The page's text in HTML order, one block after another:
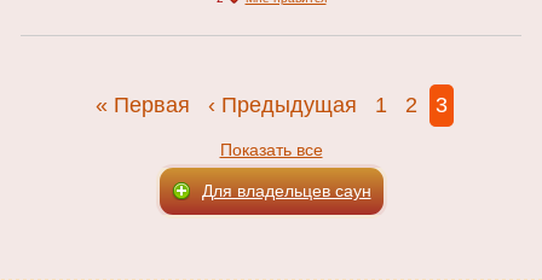
TV/DVD
Музыкальный центр
« Первая ‹ Предыдущая 1 2 3
Показать все
Для владельцев саун